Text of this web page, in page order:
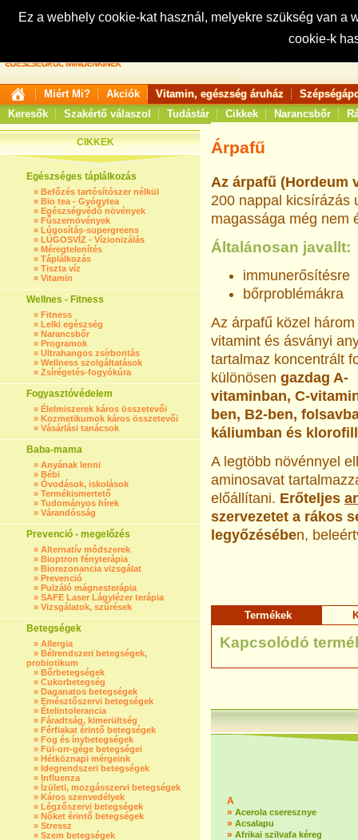
Ez a webhely cookie-kat használ, melyekre szükség van
cookie-k
Keresés:
Miért Mi? Akciók Vitamin, egészség áruház
Keresők
Szakértő válaszol Tudástár Cikkek Narancsbőr
CIKKEK
Egészséges táplálkozás
» Befőzés tartósítószer nélkül
» Bio tea - Gyógytea
» Egészségvédő növények
» Fűszernövények
» Lúgosítás-supergreens
» LÚGOSVÍZ - Vízionizálás
» Méregtelenítés
» Táplálkozás
» Tiszta víz
» Vitamin
Wellnes - Fitness
» Fitness
» Lelki egészség
» Narancsbőr
» Programok
» Ultrahangos zsírbontás
» Wellness szolgáltatások
» Zsírégetés-fogyókúra
Fogyasztóvédelem
» Élelmiszerek káros összetevői
» Kozmetikumok káros összetevői
» Vásárlási tanácsok
Baba-mama
» Anyának lenni
» Bébi
» Óvodások, iskolások
» Termékismertető
» Tudományos hírek
» Várandósság
Prevenció - megelőzés
» Alternatív módszerek
» Bioptron fényterápia
» Biorezonancia vizsgálat
» Prevenció
» Pulzáló mágnesterápia
» SAFE Laser Lágylézer terápia
» Vizsgálatok, szűrések
Betegségek
» Allergia
» Bélrendszeri betegségek,
probiotikum
» Bőrbetegségek
» Cukorbetegség
» Daganatos betegségek
» Emésztőszervi betegségek
» Ételintolerancia
» Fáradtság, kimerültség
» Férfiakat érintő betegségek
» Fog és ínybetegségek
» Fül-orr-gége betegségei
» Hétköznapi mérgeink
» Idegrendszeri betegségek
» Influenza
» Ízületi, mozgásszervi betegségek
» Káros szenvedélyek
» Légzőszervi betegségek
» Nőket érintő betegségek
» Stressz
» Szem betegségek
Árpafű
Az árpafű (Hordeum
200 nappal kicsírázás
magassága még nem
Általánosan javallt:
immunerősítésre
bőrproblémákra
Az árpafű közel
vitamint és ásványi
tartalmaz koncentrált
különösen gazdag A-
vitaminban, C-
ben, B2-ben,
káliumban és
A legtöbb növénnyel
aminosavat
előállítani. Erőteljes
szervezetet a rákos
legyőzésében,
Termékek
Kapcsolódó
A
» Acerola cseresznye
» Acsalapu
» Afrikai szilvafa kéreg